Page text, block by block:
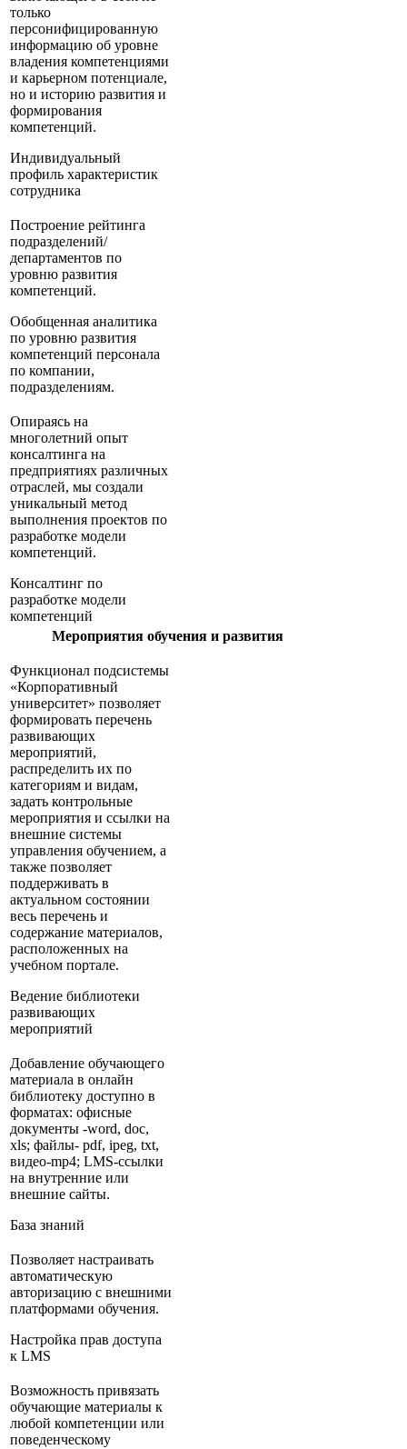
только
персонифицированную
информацию об уровне
владения компетенциями
и карьерном потенциале,
но и историю развития и
формирования
компетенций.
Индивидуальный
профиль характеристик
сотрудника
Построение рейтинга
подразделений/
департаментов по
уровню развития
компетенций.
Обобщенная аналитика
по уровню развития
компетенций персонала
по компании,
подразделениям.
Опираясь на
многолетний опыт
консалтинга на
предприятиях различных
отраслей, мы создали
уникальный метод
выполнения проектов по
разработке модели
компетенций.
Консалтинг по
разработке модели
компетенций
Мероприятия обучения и развития
Функционал подсистемы
«Корпоративный
университет» позволяет
формировать перечень
развивающих
мероприятий,
распределить их по
категориям и видам,
задать контрольные
мероприятия и ссылки на
внешние системы
управления обучением, а
также позволяет
поддерживать в
актуальном состоянии
весь перечень и
содержание материалов,
расположенных на
учебном портале.
Ведение библиотеки
развивающих
мероприятий
Добавление обучающего
материала в онлайн
библиотеку доступно в
форматах: офисные
документы -word, doc,
xls; файлы- pdf, ipeg, txt,
видео-mp4; LMS-ссылки
на внутренние или
внешние сайты.
База знаний
Позволяет настраивать
автоматическую
авторизацию с внешними
платформами обучения.
Настройка прав доступа
к LMS
Возможность привязать
обучающие материалы к
любой компетенции или
поведенческому